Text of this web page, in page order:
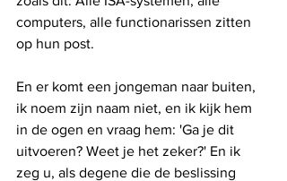
computers, alle functionarissen zitten
op hun post.
En er komt een jongeman naar buiten,
ik noem zijn naam niet, en ik kijk hem
in de ogen en vraag hem: 'Ga je dit
uitvoeren? Weet je het zeker?' En ik
zeg u, als degene die de beslissing